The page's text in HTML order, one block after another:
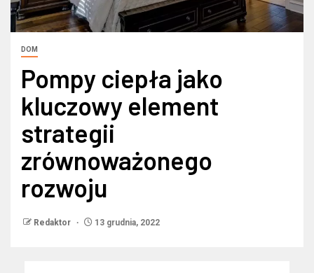
DOM
Pompy ciepła jako
kluczowy element
strategii
zrównoważonego
rozwoju
Redaktor 13 grudnia, 2022